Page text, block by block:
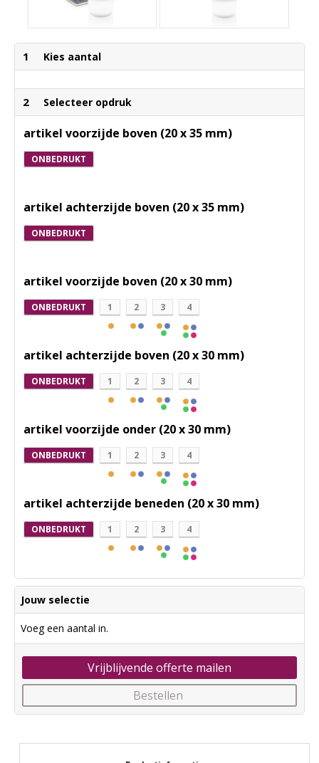
1 Kies aantal
2 Selecteer opdruk
artikel voorzijde boven (20 x 35 mm)
ONBEDRUKT
artikel achterzijde boven (20 x 35 mm)
ONBEDRUKT
artikel voorzijde boven (20 x 30 mm)
ONBEDRUKT 1 2 3 4
artikel achterzijde boven (20 x 30 mm)
ONBEDRUKT 1 2 3 4
artikel voorzijde onder (20 x 30 mm)
ONBEDRUKT 1 2 3 4
artikel achterzijde beneden (20 x 30 mm)
ONBEDRUKT 1 2 3 4
Jouw selectie
Voeg een aantal in.
Vrijblijvende offerte mailen
Bestellen